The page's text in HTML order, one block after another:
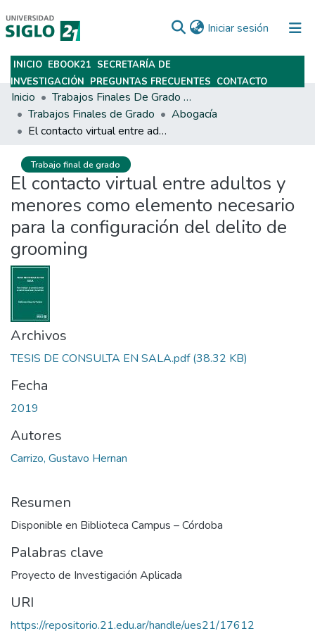
Iniciar sesión (current)
Subir
INICIO EBOOK21 SECRETARÍA DE
INVESTIGACIÓN PREGUNTAS FRECUENTES CONTACTO
Inicio
Trabajos Finales De Grado Y Posgrado
Trabajos Finales de Grado
Abogacía
El contacto virtual entre adultos y menores como elemento necesario para la configuración del delito de grooming
Trabajo final de grado
El contacto virtual entre adultos y
menores como elemento necesario
para la configuración del delito de
grooming
Archivos
TESIS DE CONSULTA EN SALA.pdf(38.32 KB)
Fecha
2019
Autores
Carrizo, Gustavo Hernan
Resumen
Disponible en Biblioteca Campus – Córdoba
Palabras clave
Proyecto de Investigación Aplicada
URI
https://repositorio.21.edu.ar/handle/ues21/17612